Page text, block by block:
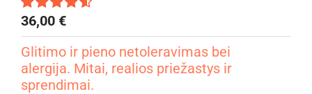
Įvertinimas:
4.67iš 5
36,00 €
Glitimo ir pieno netoleravimas bei
alergija. Mitai, realios priežastys ir
sprendimai.